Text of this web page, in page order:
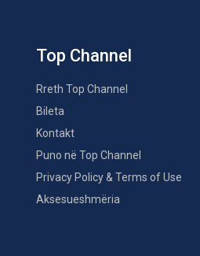
Top Channel
Rreth Top Channel
Bileta
Kontakt
Puno në Top Channel
Privacy Policy & Terms of Use
Aksesueshmëria